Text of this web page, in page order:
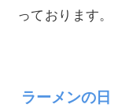
っております。
ラーメンの日